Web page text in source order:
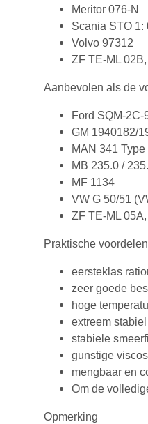
Meritor 076-N
Scania STO 1:
Volvo 97312
ZF TE-ML
Aanbevolen als de
Ford SQM-2C-
GM 1940182/
MAN 341
MB 235.0 /
MF 1134
VW G 50/51
ZF TE-ML
Praktische
eersteklas
zeer goede
hoge
extreem
stabiele
gunstige
mengbaar en
Om de
Opmerking